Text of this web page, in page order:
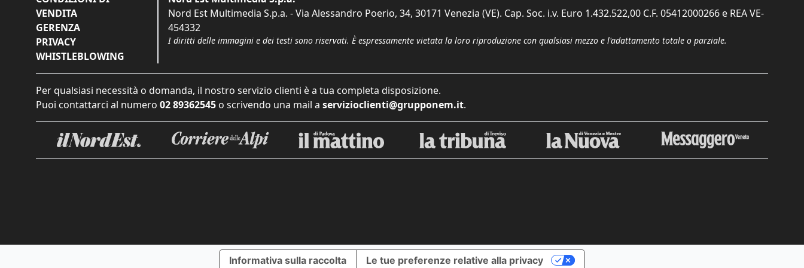
VENDITA
GERENZA
PRIVACY
WHISTLEBLOWING
Nord Est Multimedia S.p.a. - Via Alessandro Poerio, 34, 30171 Venezia (VE). Cap. Soc. i.v. Euro 1.432.522,00 C.F. 05412000266 e REA VE-
454332
I diritti delle immagini e dei testi sono riservati. È espressamente vietata la loro riproduzione con qualsiasi mezzo e l'adattamento totale o parziale.
Per qualsiasi necessità o domanda, il nostro servizio clienti è a tua completa disposizione.
Puoi contattarci al numero 02 89362545 o scrivendo una mail a servizioclienti@grupponem.it.
Informativa sulla raccolta Le tue preferenze relative alla privacy